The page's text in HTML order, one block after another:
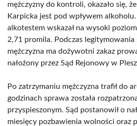
mężczyzny do kontroli, okazało się,
Karpicka jest pod wpływem
alkotestem wskazał na wysoki
2,71 promila. Podczas
mężczyzna ma dożywotni zakaz
nałożony przez Sąd Rejonowy w
Po zatrzymaniu mężczyzna trafił do
godzinach sprawa została
przyspieszonym. Sąd postanowił o
miesięcy pozbawienia wolności oraz